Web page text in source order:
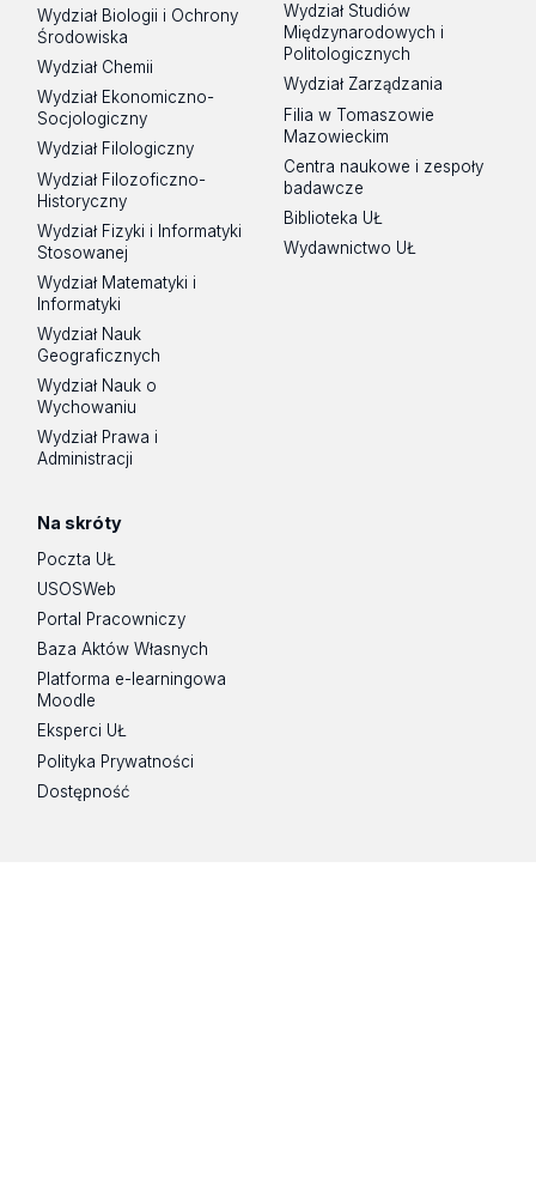
Wydział Biologii i Ochrony
Środowiska
Wydział Chemii
Wydział Ekonomiczno-
Socjologiczny
Wydział Filologiczny
Wydział Filozoficzno-
Historyczny
Wydział Fizyki i Informatyki
Stosowanej
Wydział Matematyki i
Informatyki
Wydział Nauk
Geograficznych
Wydział Nauk o
Wychowaniu
Wydział Prawa i
Administracji
Wydział Studiów
Międzynarodowych i
Politologicznych
Wydział Zarządzania
Filia w Tomaszowie
Mazowieckim
Centra naukowe i zespoły
badawcze
Biblioteka UŁ
Wydawnictwo UŁ
Na skróty
Poczta UŁ
USOSWeb
Portal Pracowniczy
Baza Aktów Własnych
Platforma e-learningowa
Moodle
Eksperci UŁ
Polityka Prywatności
Dostępność